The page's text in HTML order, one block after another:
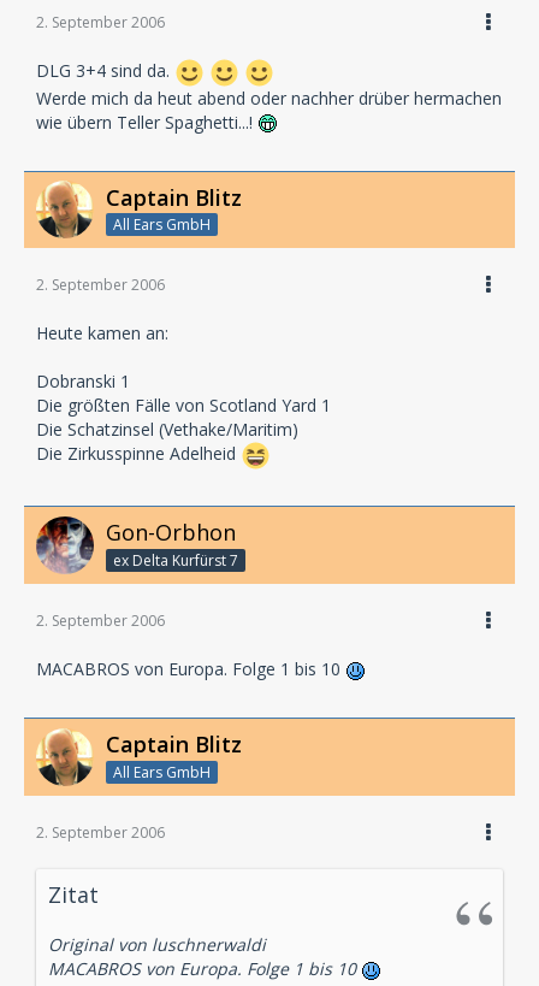
2. September 2006
DLG 3+4 sind da.
Werde mich da heut abend oder nachher drüber hermachen
wie übern Teller Spaghetti...!
Captain Blitz
All Ears GmbH
2. September 2006
Heute kamen an:
Dobranski 1
Die größten Fälle von Scotland Yard 1
Die Schatzinsel (Vethake/Maritim)
Die Zirkusspinne Adelheid
Gon-Orbhon
ex Delta Kurfürst 7
2. September 2006
MACABROS von Europa. Folge 1 bis 10
Captain Blitz
All Ears GmbH
2. September 2006
Zitat
Original von luschnerwaldi
MACABROS von Europa. Folge 1 bis 10